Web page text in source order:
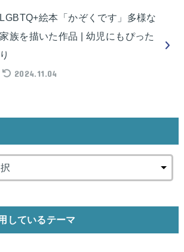
LGBTQ+絵本「かぞくです」多様な
家族を描いた作品 | 幼児にもぴった
り
2024.11.04
しているテーマ